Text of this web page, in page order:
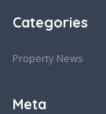
Categories
Property News
Meta